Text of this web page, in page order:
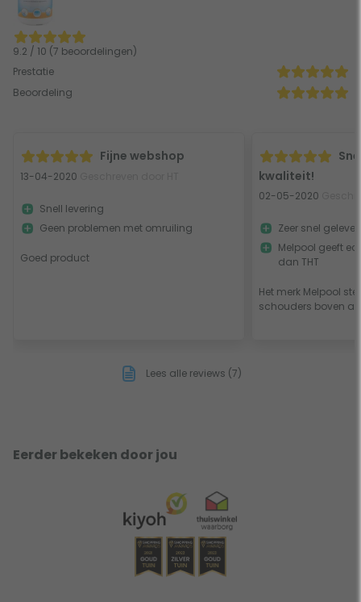
9.2 / 10 (7 beoordelingen)
Prestatie
Beoordeling
Fijne webshop
13-04-2020
Goed product
Snell levering
Geen problemen met omruiling
kwaliteit!
02-05-2020
Het merk Melpool
schouders boven
Zeer snel
Melpool geeft
dan THT
Lees alle reviews (7)
Eerder bekeken door jou